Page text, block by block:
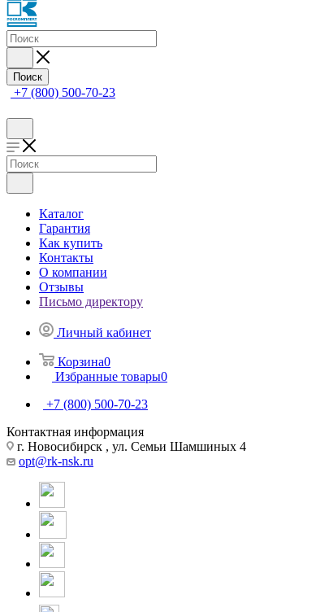
Поиск
+7 (800) 500-70-23
Каталог
Гарантия
Как купить
Контакты
О компании
Отзывы
Письмо директору
Личный кабинет
Корзина0
Избранные товары0
+7 (800) 500-70-23
Контактная информация
г. Новосибирск , ул. Семьи Шамшиных 4
opt@rk-nsk.ru